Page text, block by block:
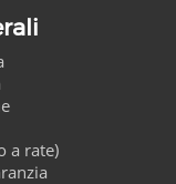
a rate)